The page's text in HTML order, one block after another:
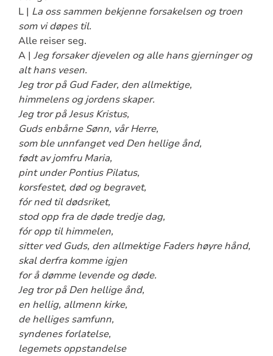
L | La oss sammen bekjenne forsakelsen og troen
som vi døpes til.
Alle reiser seg.
A | Jeg forsaker djevelen og alle hans gjerninger og
alt hans vesen.
Jeg tror på Gud Fader, den allmektige,
himmelens og jordens skaper.
Jeg tror på Jesus Kristus,
Guds enbårne Sønn, vår Herre,
som ble unnfanget ved Den hellige ånd,
født av jomfru Maria,
pint under Pontius Pilatus,
korsfestet, død og begravet,
fór ned til dødsriket,
stod opp fra de døde tredje dag,
fór opp til himmelen,
sitter ved Guds, den allmektige Faders høyre hånd,
skal derfra komme igjen
for å dømme levende og døde.
Jeg tror på Den hellige ånd,
en hellig, allmenn kirke,
de helliges samfunn,
syndenes forlatelse,
legemets oppstandelse